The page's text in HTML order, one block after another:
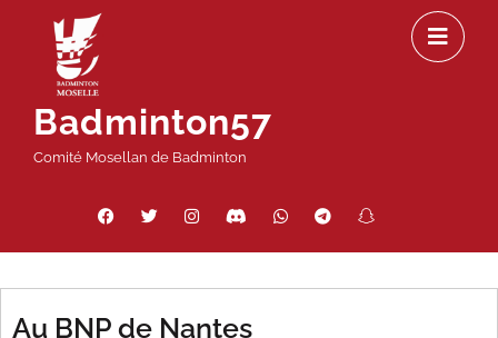
contenu
Badminton57
Comité Mosellan de Badminton
Facebook
Twitter InstagramDiscordWhatsAppTelegram
Au BNP de Nantes